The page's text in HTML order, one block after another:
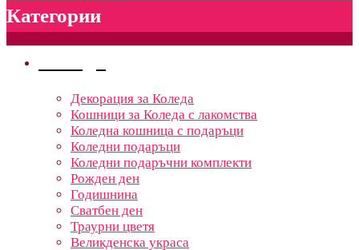
Категории
Декорация за Коледа
Кошници за Коледа с лакомства
Коледна кошница с подаръци
Коледни подаръци
Коледни подаръчни комплекти
Рожден ден
Годишнина
Сватбен ден
Траурни цветя
Великденска украса